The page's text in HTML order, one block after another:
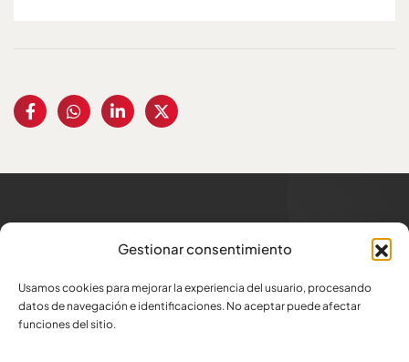
Gestionar consentimiento
Usamos cookies para mejorar la experiencia del usuario, procesando
datos de navegación e identificaciones. No aceptar puede afectar
funciones del sitio.
Trabajamos para losque
Dirección
Av. Amazonas N34-332 y Atahualpa